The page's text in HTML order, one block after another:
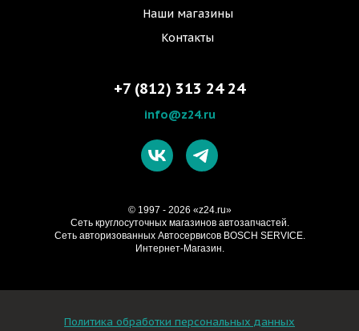
Наши магазины
Контакты
+7 (812) 313 24 24
info@z24.ru
© 1997 - 2026 «z24.ru»
Cеть круглосуточных магазинов автозапчастей.
Сеть авторизованных Автосервисов BOSCH SERVICE.
Интернет-Магазин.
Политика обработки персональных данных